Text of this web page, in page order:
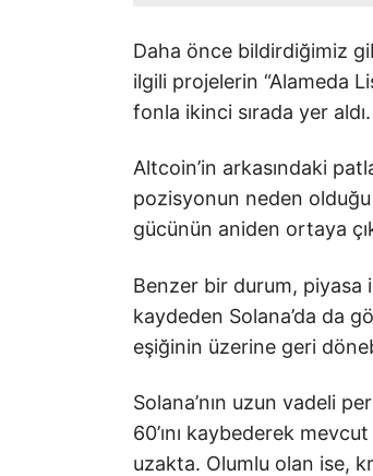
Daha önce bildirdiğimiz
ilgili projelerin “Alameda
fonla ikinci sırada yer aldı.
Altcoin’in arkasındaki
pozisyonun neden olduğu
gücünün aniden ortaya
Benzer bir durum, piyasa
kaydeden Solana’da da
eşiğinin üzerine geri
Solana’nın uzun vadeli
60’ını kaybederek
uzakta. Olumlu olan ise,